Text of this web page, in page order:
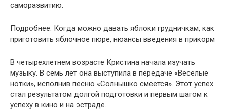
саморазвитию.
Подробнее: Когда можно давать яблоки грудничкам, как
приготовить яблочное пюре, нюансы введения в прикорм
В четырехлетнем возрасте Кристина начала изучать
музыку. В семь лет она выступила в передаче «Веселые
нотки», исполнив песню «Солнышко смеется». Этот успех
стал результатом долгой подготовки и первым шагом к
успеху в кино и на эстраде.